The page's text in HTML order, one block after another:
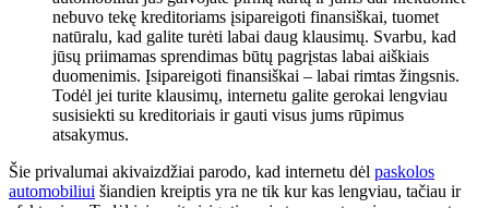
nebuvo tekę kreditoriams įsipareigoti finansiškai, tuomet
natūralu, kad galite turėti labai daug klausimų. Svarbu, kad
jūsų priimamas sprendimas būtų pagrįstas labai aiškiais
duomenimis. Įsipareigoti finansiškai – labai rimtas žingsnis.
Todėl jei turite klausimų, internetu galite gerokai lengviau
susisiekti su kreditoriais ir gauti visus jums rūpimus
atsakymus.
Šie privalumai akivaizdžiai parodo, kad internetu dėl paskolos
automobiliui šiandien kreiptis yra ne tik kur kas lengviau, tačiau ir